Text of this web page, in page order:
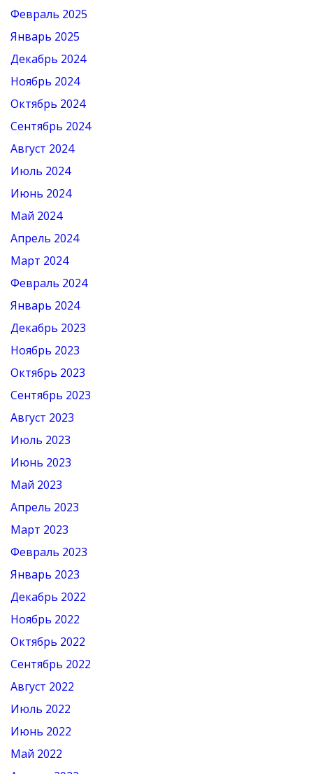
Февраль 2025
Январь 2025
Декабрь 2024
Ноябрь 2024
Октябрь 2024
Сентябрь 2024
Август 2024
Июль 2024
Июнь 2024
Май 2024
Апрель 2024
Март 2024
Февраль 2024
Январь 2024
Декабрь 2023
Ноябрь 2023
Октябрь 2023
Сентябрь 2023
Август 2023
Июль 2023
Июнь 2023
Май 2023
Апрель 2023
Март 2023
Февраль 2023
Январь 2023
Декабрь 2022
Ноябрь 2022
Октябрь 2022
Сентябрь 2022
Август 2022
Июль 2022
Июнь 2022
Май 2022